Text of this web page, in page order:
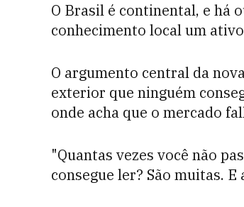
O Brasil é continental, e há
conhecimento local um
O argumento central da
exterior que ninguém
onde acha que o mercado
"Quantas vezes você não
consegue ler? São muitas.